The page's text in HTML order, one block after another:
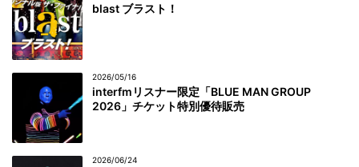
blast ブラスト！
2026/05/16
interfmリスナー限定「BLUE MAN GROUP
2026」チケット特別優待販売
2026/06/24